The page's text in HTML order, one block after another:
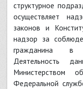
структурное
осуществляет
законов и
надзор за
гражданина в
Деятельность
Министерством
Федеральной